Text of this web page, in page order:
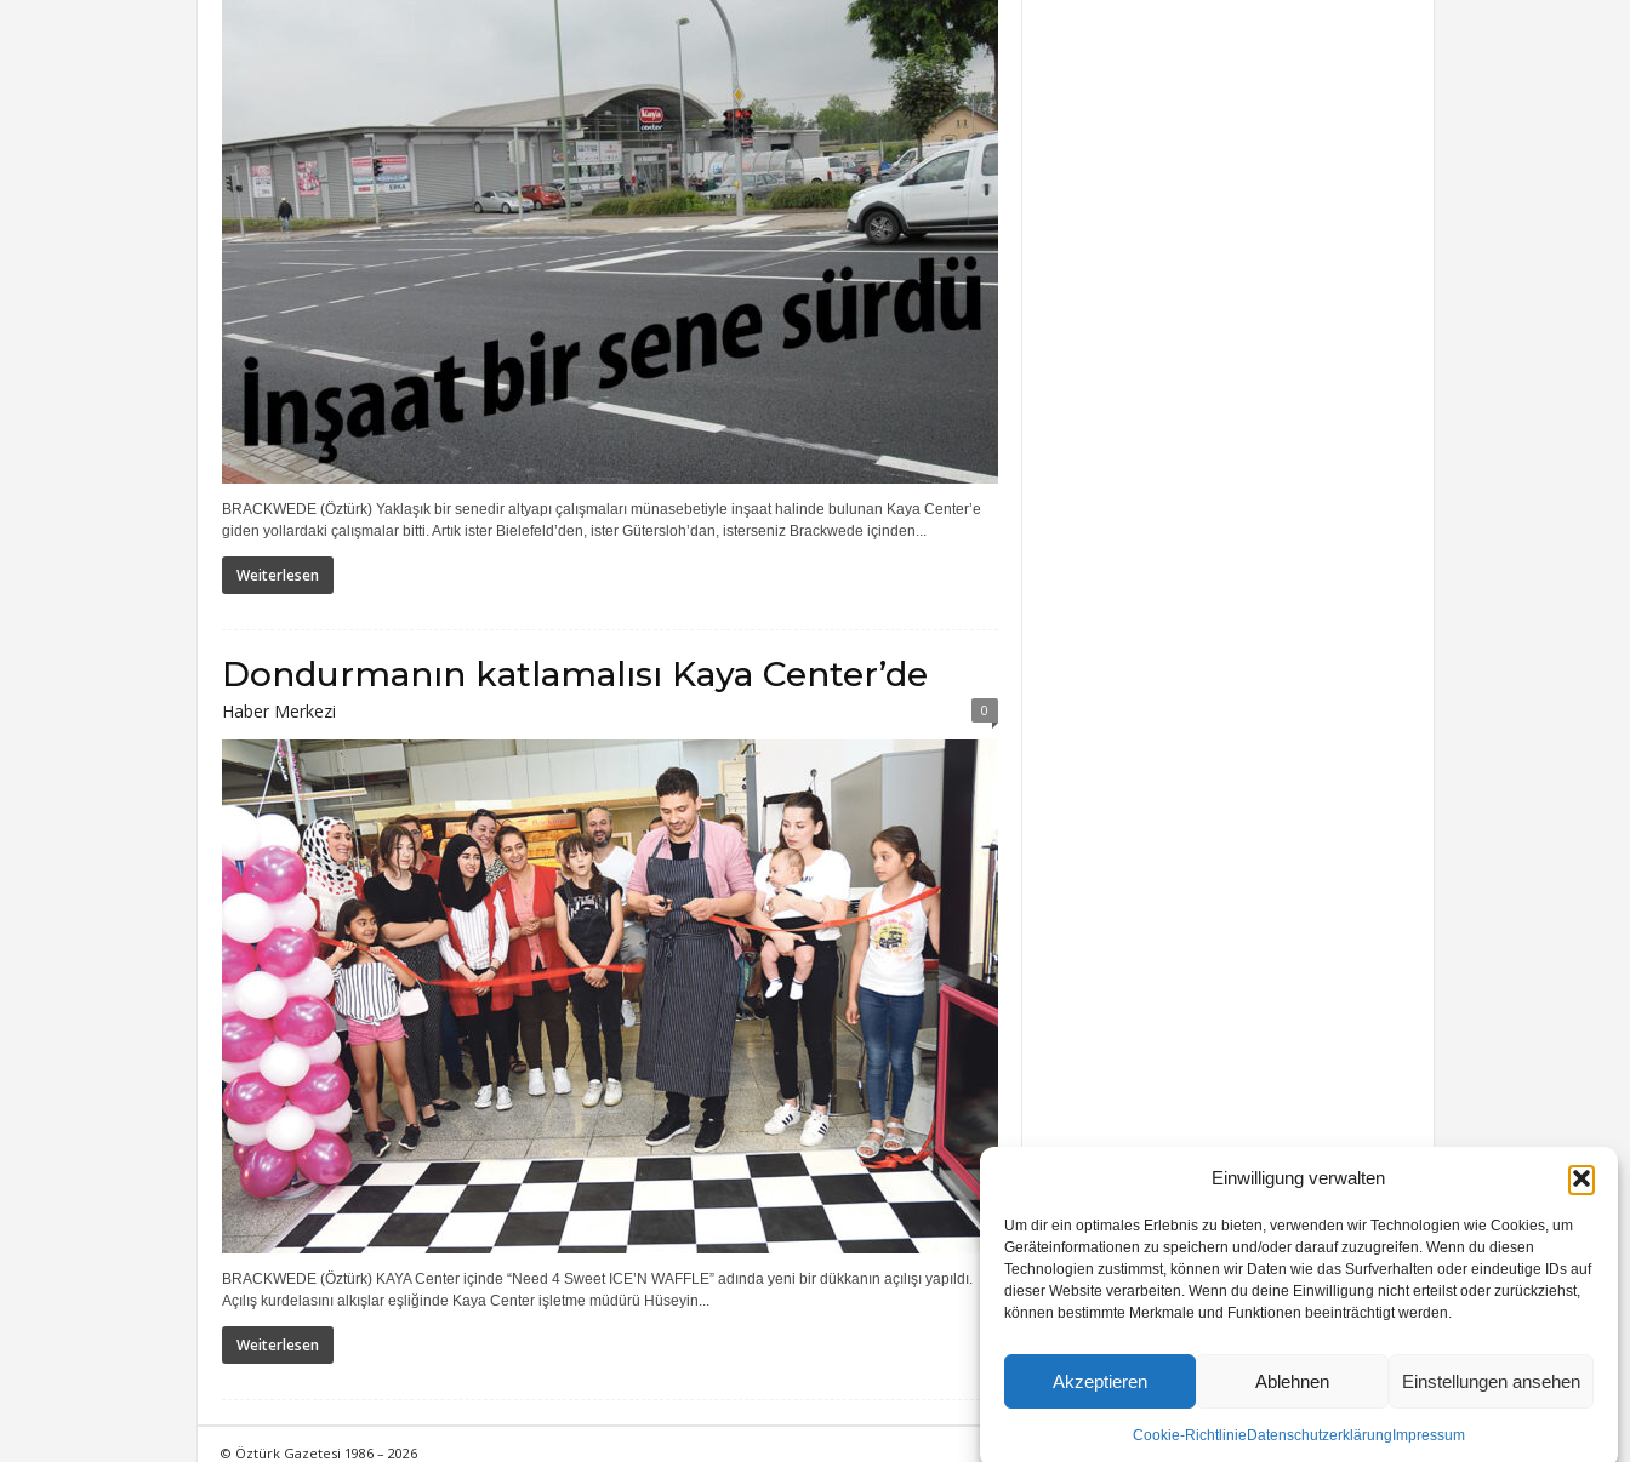
Einwilligung verwalten
Um dir ein optimales Erlebnis zu bieten, verwenden wir Technologien wie Cookies, um
Geräteinformationen zu speichern und/oder darauf zuzugreifen. Wenn du diesen
Technologien zustimmst, können wir Daten wie das Surfverhalten oder eindeutige IDs auf
dieser Website verarbeiten. Wenn du deine Einwilligung nicht erteilst oder zurückziehst,
können bestimmte Merkmale und Funktionen beeinträchtigt werden.
Akzeptieren Ablehnen Einstellungen ansehen
Cookie-Richtlinie Datenschutzerklärung Impressum
BRACKWEDE (Öztürk) Yaklaşık bir senedir altyapı çalışmaları münasebetiyle inşaat halinde bulunan Kaya Center’e
giden yollardaki çalışmalar bitti. Artık ister Bielefeld’den, ister Gütersloh’dan, isterseniz Brackwede içinden...
Weiterlesen
Dondurmanın katlamalısı Kaya Center’de
Haber Merkezi 0
BRACKWEDE (Öztürk) KAYA Center içinde “Need 4 Sweet ICE’N WAFFLE” adında yeni bir dükkanın açılışı yapıldı.
Açılış kurdelasını alkışlar eşliğinde Kaya Center işletme müdürü Hüseyin...
Weiterlesen
© Öztürk Gazetesi 1986 – 2026